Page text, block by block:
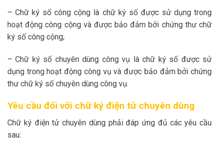
– Chữ ký số công cộng là chữ ký số được sử dụng trong
hoạt động công cộng và được bảo đảm bởi chứng thư chữ
ký số công cộng;
– Chữ ký số chuyên dùng công vụ là chữ ký số được sử
dụng trong hoạt động công vụ và được bảo đảm bởi chứng
thư chữ ký số chuyên dùng công vụ.
Yêu cầu đối với chữ ký điện tử chuyên dùng
Chữ ký điện tử chuyên dùng phải đáp ứng đủ các yêu cầu
sau: